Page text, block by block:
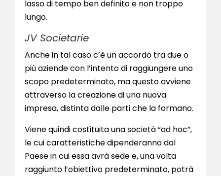
lasso di tempo ben definito e non troppo
lungo.
JV Societarie
Anche in tal caso c’è un accordo tra due o
più aziende con l’intento di raggiungere uno
scopo predeterminato, ma questo avviene
attraverso la creazione di una nuova
impresa, distinta dalle parti che la formano.
Viene quindi costituita una società “ad hoc”,
le cui caratteristiche dipenderanno dal
Paese in cui essa avrà sede e, una volta
raggiunto l’obiettivo predeterminato, potrà